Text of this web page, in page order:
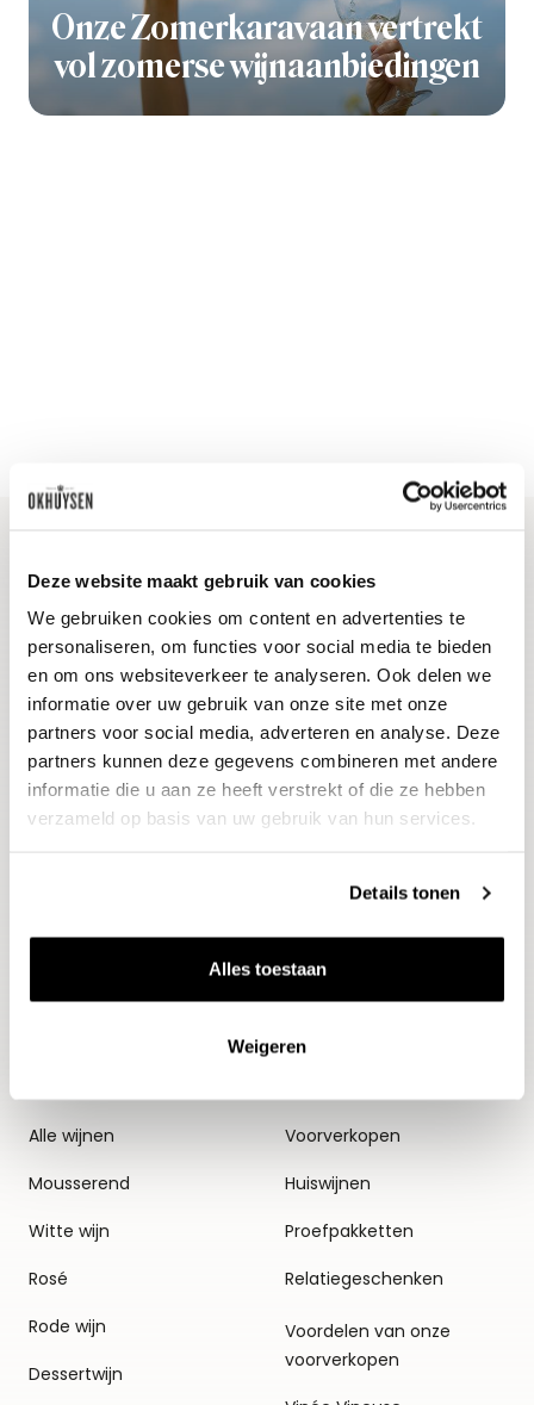
Deze website maakt gebruik van cookies
We gebruiken cookies om content en advertenties te
personaliseren, om functies voor social media te bieden
en om ons websiteverkeer te analyseren. Ook delen we
informatie over uw gebruik van onze site met onze
partners voor social media, adverteren en analyse. Deze
partners kunnen deze gegevens combineren met andere
informatie die u aan ze heeft verstrekt of die ze hebben
verzameld op basis van uw gebruik van hun services.
Details tonen
Alles toestaan
Weigeren
Onze Zomerkaravaan vertrekt
vol zomerse wijnaanbiedingen
Blijf op de hoogte
Ontvang het laatste wijnnieuws, proeverijen en
evenementen
E-mailadres
Aanmelden
Alle wijnen
Mousserend
Witte wijn
Rosé
Rode wijn
Dessertwijn
Thema's
Voorverkopen
Huiswijnen
Proefpakketten
Relatiegeschenken
Voordelen van onze
voorverkopen